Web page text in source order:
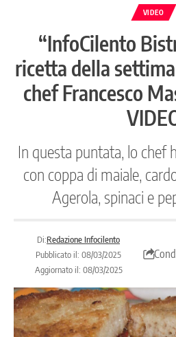
VIDEO
“InfoCilento
ricetta della
chef Francesco
In questa puntata, lo chef
con coppa di maiale,
Agerola, spinaci e
Di:Redazione Infocilento
Pubblicato il: 08/03/2025
Aggiornato il: 08/03/2025